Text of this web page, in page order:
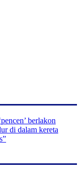
berlakon
di dalam kereta